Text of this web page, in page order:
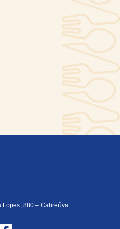
Lopes, 880 – Cabreúva